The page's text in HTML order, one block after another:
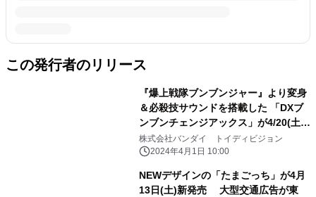
この発行者のリリース
『爆上戦隊ブンブンジャー』より変身
＆必殺技サウンドを搭載した 「DXブ
ンブンチェンジアックス」が4/20(土)
発売！
株式会社バンダイ トイディビジョン
2024年4月1日 10:00
NEWデザインの「たまごっち」が4月
13日(土)新発売 大型交通広告が東